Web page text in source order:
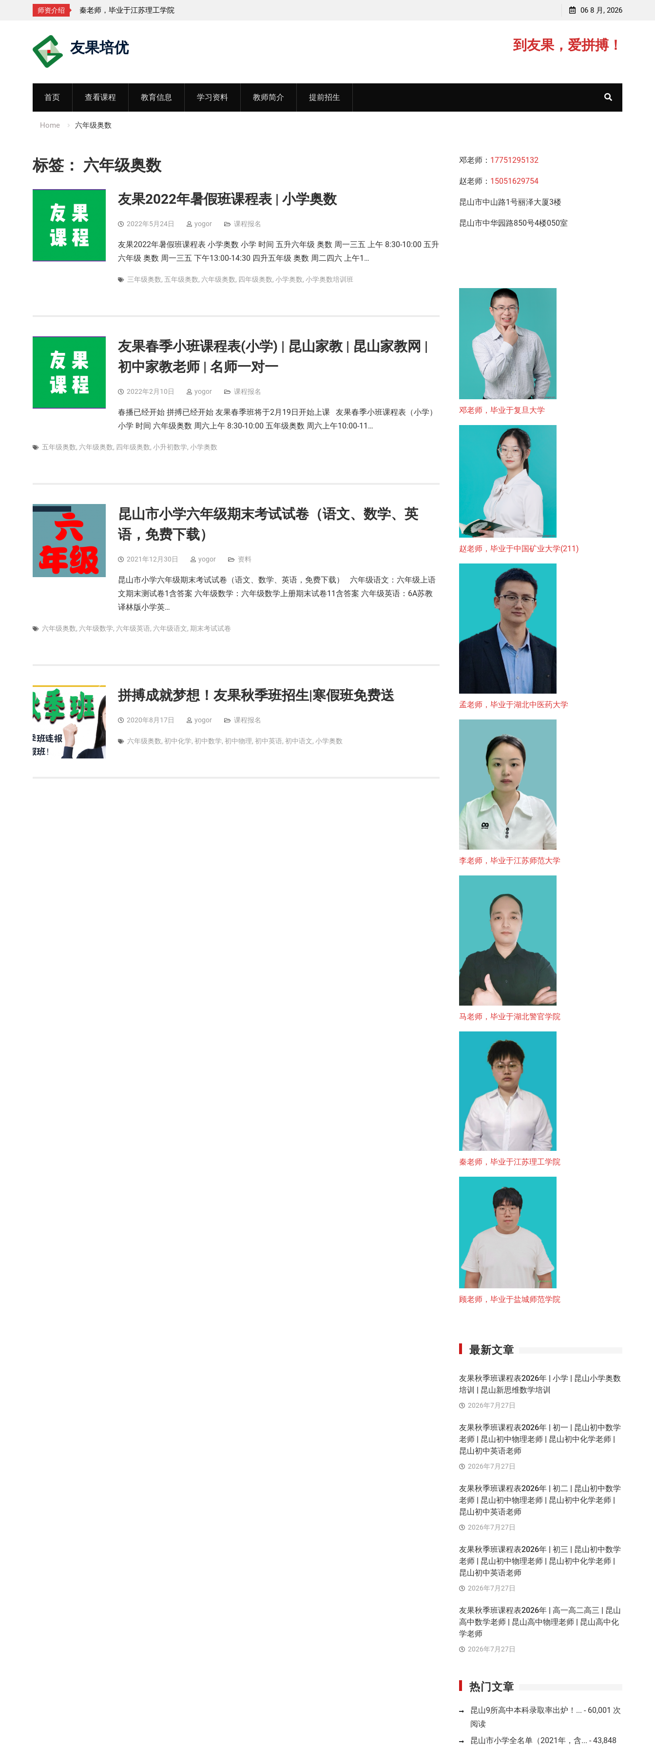
师资介绍 孟老师，毕业于湖北中医药大学 赵老师，毕业于中国矿业大学(211)06 8 月, 2026
友果培优 到友果，爱拼搏！
首页 查看课程 教育信息 学习资料 教师简介 提前招生
Home 六年级奥数
标签： 六年级奥数
友果2022年暑假班课程表 | 小学奥数
2022年5月24日 yogor 课程报名
友果2022年暑假班课程表 小学奥数 小学 时间 五升六年级 奥数 周一三五 上午 8:30-10:00 五升
六年级 奥数 周一三五 下午13:00-14:30 四升五年级 奥数 周二四六 上午1…
三年级奥数, 五年级奥数, 六年级奥数, 四年级奥数, 小学奥数, 小学奥数培训班
友果春季小班课程表(小学) | 昆山家教 | 昆山家教网 |
初中家教老师 | 名师一对一
2022年2月10日 yogor 课程报名
春播已经开始 拼搏已经开始 友果春季班将于2月19日开始上课 友果春季小班课程表（小学）
小学 时间 六年级奥数 周六上午 8:30-10:00 五年级奥数 周六上午10:00-11…
五年级奥数, 六年级奥数, 四年级奥数, 小升初数学, 小学奥数
昆山市小学六年级期末考试试卷（语文、数学、英
语，免费下载）
2021年12月30日 yogor 资料
昆山市小学六年级期末考试试卷（语文、数学、英语，免费下载） 六年级语文：六年级上语
文期末测试卷1含答案 六年级数学：六年级数学上册期末试卷11含答案 六年级英语：6A苏教
译林版小学英…
六年级奥数, 六年级数学, 六年级英语, 六年级语文, 期末考试试卷
拼搏成就梦想！友果秋季班招生|寒假班免费送
2020年8月17日 yogor 课程报名
六年级奥数, 初中化学, 初中数学, 初中物理, 初中英语, 初中语文, 小学奥数
邓老师： 17751295132
赵老师： 15051629754
昆山市中山路1号丽泽大厦3楼
昆山市中华园路850号4楼050室
邓老师，毕业于复旦大学
赵老师，毕业于中国矿业大学(211)
孟老师，毕业于湖北中医药大学
李老师，毕业于江苏师范大学
马老师，毕业于湖北警官学院
秦老师，毕业于江苏理工学院
顾老师，毕业于盐城师范学院
最新文章
友果秋季班课程表2026年 | 小学 | 昆山小学奥数
培训 | 昆山新思维数学培训
2026年7月27日
友果秋季班课程表2026年 | 初一 | 昆山初中数学
老师 | 昆山初中物理老师 | 昆山初中化学老师 |
昆山初中英语老师
2026年7月27日
友果秋季班课程表2026年 | 初二 | 昆山初中数学
老师 | 昆山初中物理老师 | 昆山初中化学老师 |
昆山初中英语老师
2026年7月27日
友果秋季班课程表2026年 | 初三 | 昆山初中数学
老师 | 昆山初中物理老师 | 昆山初中化学老师 |
昆山初中英语老师
2026年7月27日
友果秋季班课程表2026年 | 高一高二高三 | 昆山
高中数学老师 | 昆山高中物理老师 | 昆山高中化
学老师
2026年7月27日
热门文章
昆山9所高中本科录取率出炉！... - 60,001 次
阅读
昆山市小学全名单（2021年，含... - 43,848